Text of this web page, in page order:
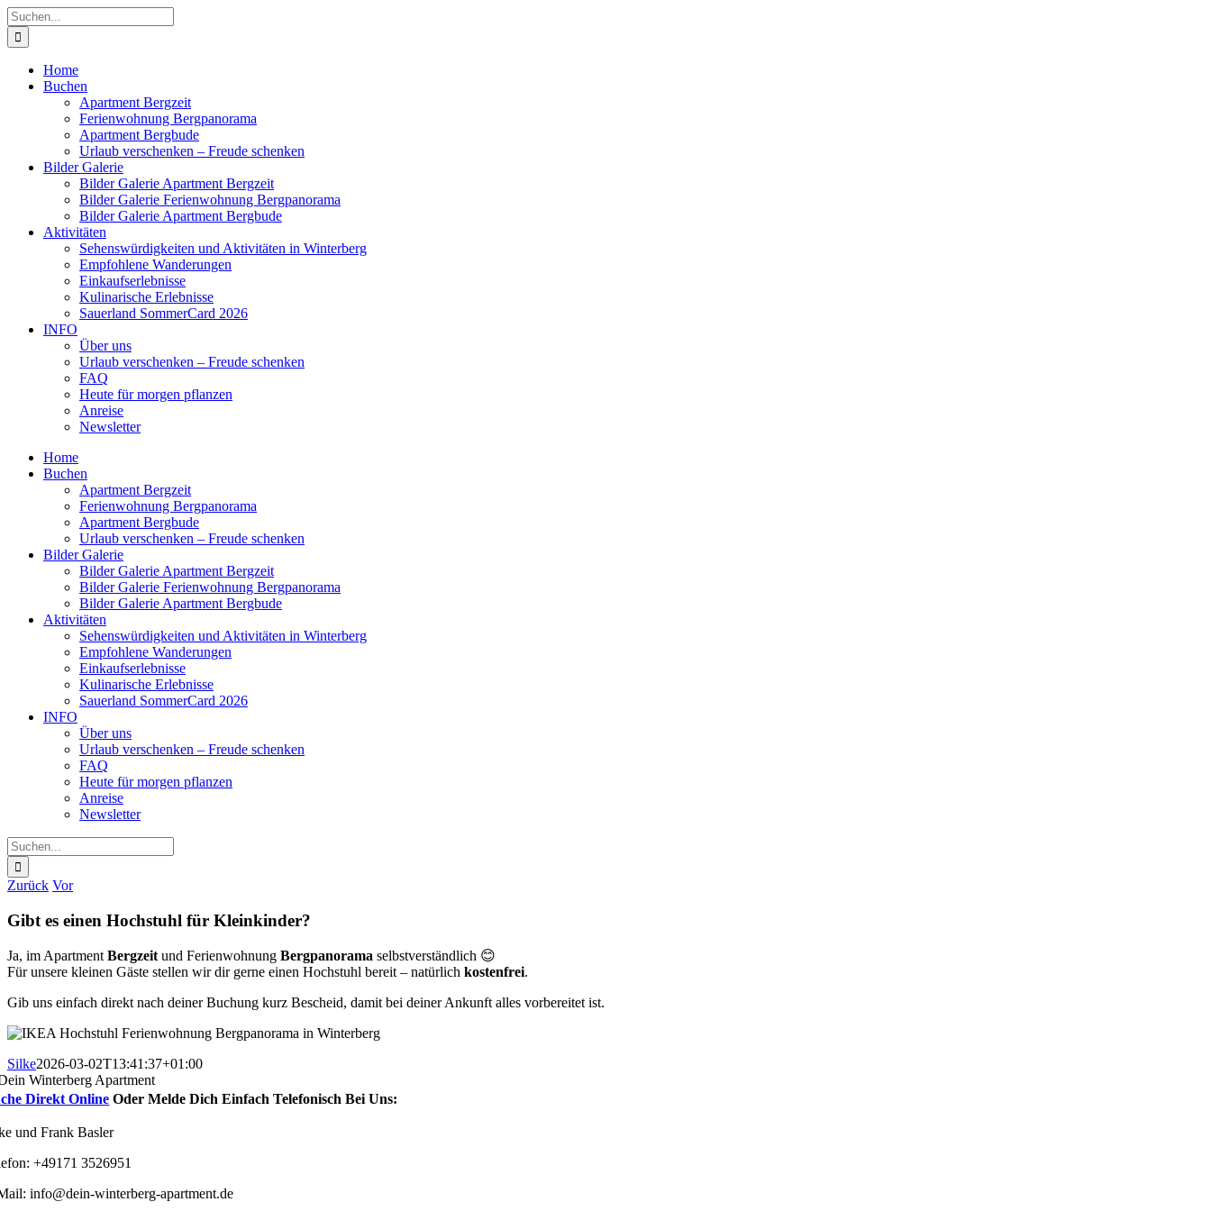
Zum
Inhalt
springen
Suche
nach:
Home
Buchen
Apartment Bergzeit
Ferienwohnung Bergpanorama
Apartment Bergbude
Urlaub verschenken – Freude schenken
Bilder Galerie
Bilder Galerie Apartment Bergzeit
Bilder Galerie Ferienwohnung Bergpanorama
Bilder Galerie Apartment Bergbude
Aktivitäten
Sehenswürdigkeiten und Aktivitäten in Winterberg
Empfohlene Wanderungen
Einkaufserlebnisse
Kulinarische Erlebnisse
Sauerland SommerCard 2026
INFO
Über uns
Urlaub verschenken – Freude schenken
FAQ
Heute für morgen pflanzen
Anreise
Newsletter
Home
Buchen
Apartment Bergzeit
Ferienwohnung Bergpanorama
Apartment Bergbude
Urlaub verschenken – Freude schenken
Bilder Galerie
Bilder Galerie Apartment Bergzeit
Bilder Galerie Ferienwohnung Bergpanorama
Bilder Galerie Apartment Bergbude
Aktivitäten
Sehenswürdigkeiten und Aktivitäten in Winterberg
Empfohlene Wanderungen
Einkaufserlebnisse
Kulinarische Erlebnisse
Sauerland SommerCard 2026
INFO
Über uns
Urlaub verschenken – Freude schenken
FAQ
Heute für morgen pflanzen
Anreise
Newsletter
Suche
nach:
Zurück Vor
Gibt es einen Hochstuhl für Kleinkinder?
Ja, im ApartmentBergzeitund Ferienwohnung Bergpanorama selbstverständlich 😊
Für unsere kleinen Gäste stellen wir dir gerne einen Hochstuhl bereit – natürlich kostenfrei.
Gib uns einfach direkt nach deiner Buchung kurz Bescheid, damit bei deiner Ankunft alles vorbereitet ist.
Silke2026-03-02T13:41:37+01:00
Direkt Online Oder Melde Dich Einfach Telefonisch Bei Uns:
und Frank Basler
+49171 3526951
info@dein-winterberg-apartment.de